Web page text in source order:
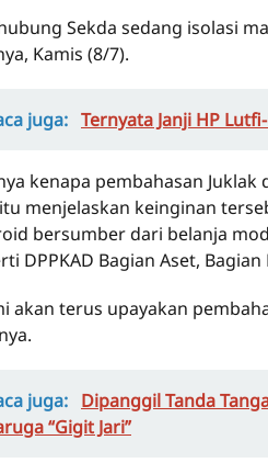
Sekda sedang isolasi
Kamis (8/7).
juga: Ternyata Janji HP
kenapa pembahasan
menjelaskan keinginan
bersumber dari belanja
DPPKAD Bagian Aset, Bagian
akan terus upayakan
juga: Dipanggil Tanda
“Gigit Jari”